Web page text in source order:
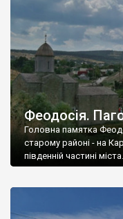
Феодосія.
Головна памятка
старому районі - на
південній частині міста.